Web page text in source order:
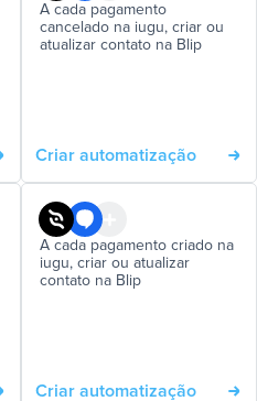
A cada pagamento
cancelado na iugu, criar ou
atualizar contato na Blip
Criar automatização
A cada pagamento criado na
iugu, criar ou atualizar
contato na Blip
Criar automatização